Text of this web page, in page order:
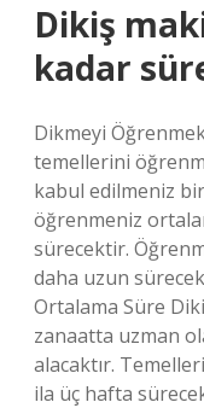
Dikiş
kadar
Dikmeyi
temellerini
kabul edilmeniz
öğrenmeniz
sürecektir.
daha uzun
Ortalama Süre
zanaatta uzman
alacaktır.
ila üç hafta